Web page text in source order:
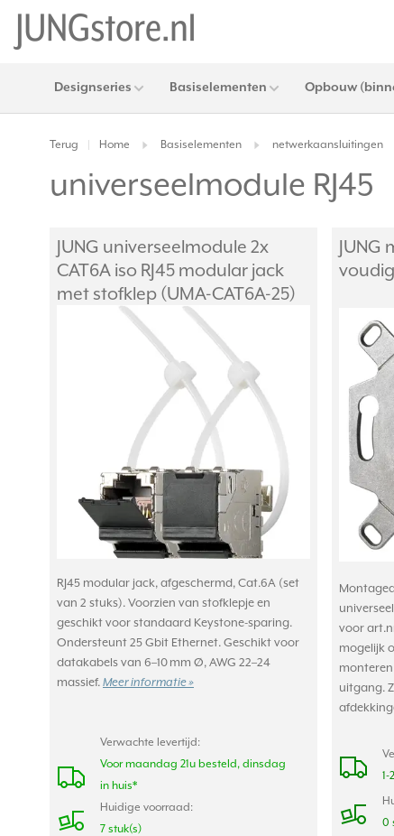
Designseries Basiselementen Opbouw
Terug Home Basiselementen netwerkaansluitingen
universeelmodule RJ45
JUNG universeelmodule 2x
CAT6A iso RJ45 modular jack
met stofklep (UMA-CAT6A-25)
RJ45 modular jack, afgeschermd, Cat.6A (set
van 2 stuks). Voorzien van stofklepje en
geschikt voor standaard Keystone-sparing.
Ondersteunt 25 Gbit Ethernet. Geschikt voor
datakabels van 6–10 mm Ø, AWG 22–24
massief. Meer informatie »
Verwachte levertijd:
Voor maandag 21u besteld, dinsdag
in huis*
Huidige voorraad:
7 stuk(s)
JUNG
voor
mogelijk
uitgang.
1-
0